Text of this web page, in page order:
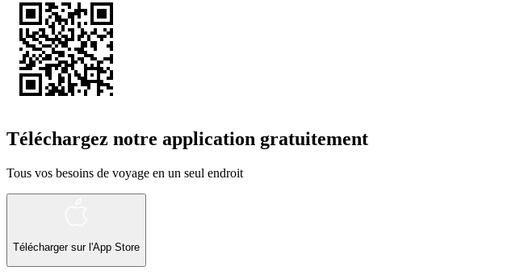
Téléchargez notre application gratuitement
Tous vos besoins de voyage en un seul endroit
Télécharger sur l'App Store